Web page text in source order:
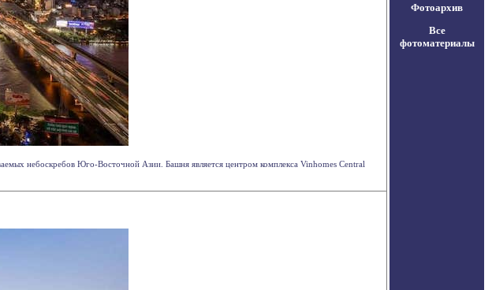
небоскребов Юго-Восточной Азии. Башня является центром комплекса Vinhomes Central
Фотоархив
Все
фотоматериалы